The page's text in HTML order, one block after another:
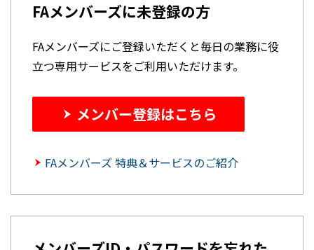
FAメンバーズに未登録の方
FAメンバーズにご登録いただくと毎日の業務に役
立つ専用サービスをご利用いただけます。
メンバー登録はこちら
FAメンバーズ 特典＆サービスのご紹介